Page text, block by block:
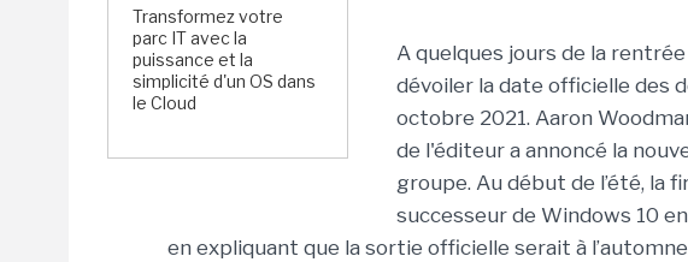
Transformez votre
parc IT avec la
puissance et la
simplicité d'un OS dans
le Cloud
A quelques jours de la
dévoiler la date officielle des
octobre 2021. Aaron
de l'éditeur a annoncé la
groupe. Au début de l’été, la
successeur de Windows 10
en expliquant que la sortie officielle serait à